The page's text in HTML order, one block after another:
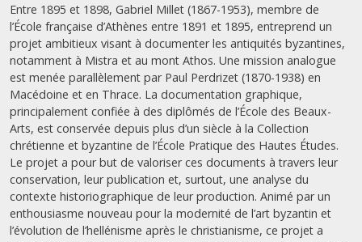
Entre 1895 et 1898, Gabriel Millet (1867-1953), membre de
l’École française d’Athènes entre 1891 et 1895, entreprend un
projet ambitieux visant à documenter les antiquités byzantines,
notamment à Mistra et au mont Athos. Une mission analogue
est menée parallèlement par Paul Perdrizet (1870-1938) en
Macédoine et en Thrace. La documentation graphique,
principalement confiée à des diplômés de l’École des Beaux-
Arts, est conservée depuis plus d’un siècle à la Collection
chrétienne et byzantine de l’École Pratique des Hautes Études.
Le projet a pour but de valoriser ces documents à travers leur
conservation, leur publication et, surtout, une analyse du
contexte historiographique de leur production. Animé par un
enthousiasme nouveau pour la modernité de l’art byzantin et
l’évolution de l’hellénisme après le christianisme, ce projet a